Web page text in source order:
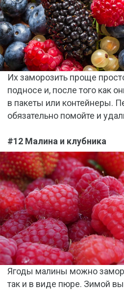
Их заморозить проще
подносе и, после того как
в пакеты или контейнеры.
обязательно помойте и
#12 Малина и клубника
Ягоды малины можно
так и в виде пюре. Зимой